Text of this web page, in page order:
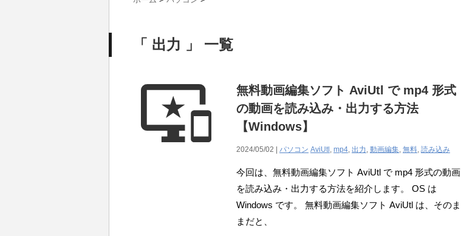
「 出力 」 一覧
無料動画編集ソフト AviUtl で mp4 形式
の動画を読み込み・出力する方法
【Windows】
2024/05/02 | パソコン AviUtl , mp4, 出力, 動画編集, 無料, 読み込み
今回は、無料動画編集ソフト AviUtl で mp4 形式の動画
を読み込み・出力する方法を紹介します。 OS は
Windows です。 無料動画編集ソフト AviUtl は、そのま
まだと、